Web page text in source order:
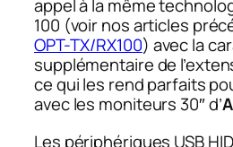
appel à la même
100 (voir nos articles
OPT-TX/RX100) avec la
supplémentaire de
ce qui les rend parfaits
avec les moniteurs 30″ d’
Les périphériques USB